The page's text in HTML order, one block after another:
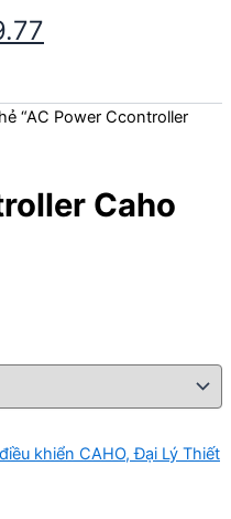
“AC Power Ccontroller
Caho